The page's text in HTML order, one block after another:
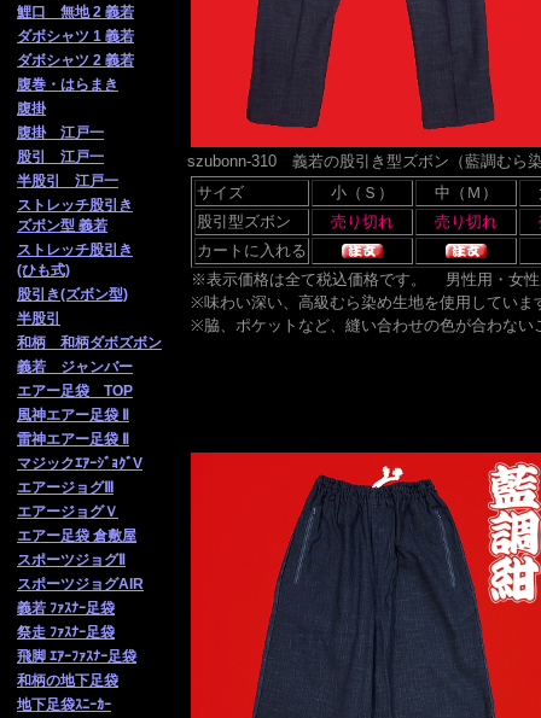
鯉口 無地 2 義若
ダボシャツ 1 義若
ダボシャツ 2 義若
腹巻・はらまき
腹掛
腹掛 江戸一
股引 江戸一
半股引 江戸一
ストレッチ股引き
ズボン型 義若
ストレッチ股引き
(ひも式)
股引き(ズボン型)
半股引
和柄 和柄ダボズボン
義若 ジャンバー
エアー足袋 TOP
風神エアー足袋 Ⅱ
雷神エアー足袋 Ⅱ
マジックｴｱｰｼﾞｮｸﾞV
エアージョグⅢ
エアージョグＶ
エアー足袋 倉敷屋
スポーツジョグⅡ
スポーツジョグAIR
義若 ﾌｧｽﾅｰ足袋
祭走 ﾌｧｽﾅｰ足袋
飛脚 ｴｱｰﾌｧｽﾅｰ足袋
和柄の地下足袋
地下足袋ｽﾆｰｶｰ
szubonn-310 義若の股引き型ズボン（藍調む
サイズ
小（Ｓ） 中（Ｍ）
股引型ズボン
カートに入れる
※表示価格は全て税込価格です。
男性用・女
※味わい深い、高級むら染め生地を使用していま
※脇、ポケットなど、縫い合わせの色が合わな